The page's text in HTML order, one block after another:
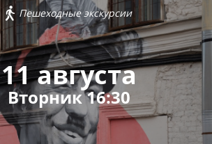
Пешеходные экскурсии
11 августа
Вторник 16:30